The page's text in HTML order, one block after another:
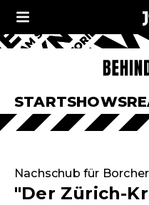
STARTSHOWS
Nachschub für
"Der Zürich-